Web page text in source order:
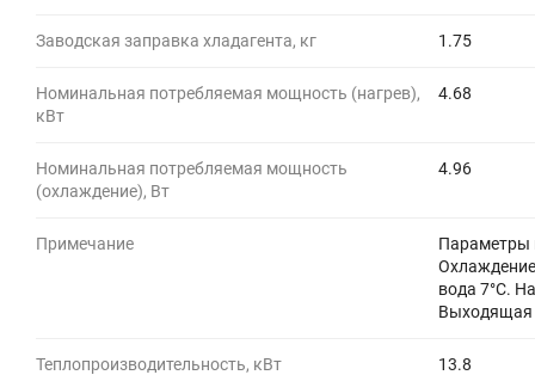
Заводская заправка хладагента, кг 1.75
Номинальная потребляемая мощность (нагрев),
кВт
4.68
Номинальная потребляемая мощность
(охлаждение), Вт
4.96
Примечание
Параметры
вода 7°C.
Выходящая
Теплопроизводительность, кВт 13.8